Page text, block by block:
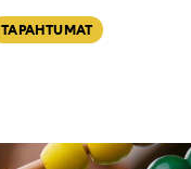
TAPAHTUMAT